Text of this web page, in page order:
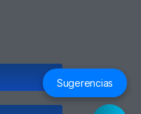
Sugerencias